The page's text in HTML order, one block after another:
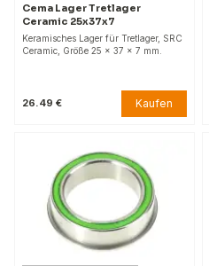
Cema Lager Tretlager
Ceramic 25x37x7
Keramisches Lager für Tretlager, SRC
Ceramic, Größe 25 x 37 x 7 mm.
26.49 € Kaufen